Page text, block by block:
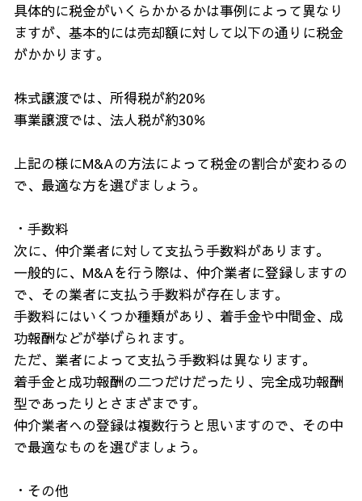
具体的に税金がいくらかかるかは事例によって異なり
ますが、基本的には売却額に対して以下の通りに税金
がかかります。
株式譲渡では、所得税が約20％
事業譲渡では、法人税が約30％
上記の様にM&Aの方法によって税金の割合が変わるの
で、最適な方を選びましょう。
・手数料
次に、仲介業者に対して支払う手数料があります。
一般的に、M&Aを行う際は、仲介業者に登録しますの
で、その業者に支払う手数料が存在します。
手数料にはいくつか種類があり、着手金や中間金、成
功報酬などが挙げられます。
ただ、業者によって支払う手数料は異なります。
着手金と成功報酬の二つだけだったり、完全成功報酬
型であったりとさまざまです。
仲介業者への登録は複数行うと思いますので、その中
で最適なものを選びましょう。
・その他